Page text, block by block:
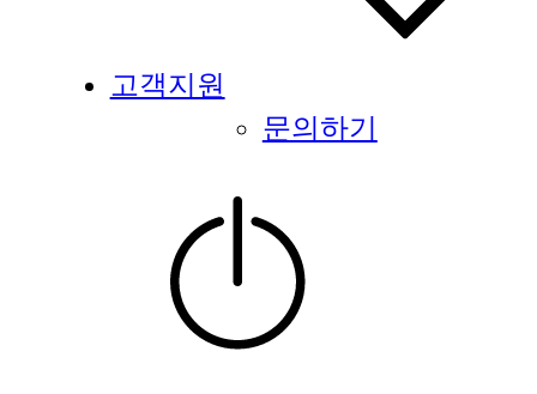
고객지원
문의하기